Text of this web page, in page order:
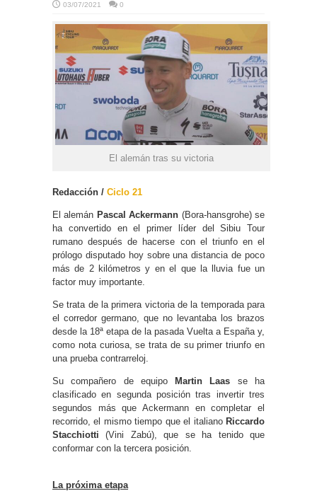
03/07/2021
0
El alemán tras su victoria
Redacción / Ciclo 21
El alemán Pascal Ackermann (Bora-hansgrohe) se
ha convertido en el primer líder del Sibiu Tour
rumano después de hacerse con el triunfo en el
prólogo disputado hoy sobre una distancia de poco
más de 2 kilómetros y en el que la lluvia fue un
factor muy importante.
Se trata de la primera victoria de la temporada para
el corredor germano, que no levantaba los brazos
desde la 18ª etapa de la pasada Vuelta a España y,
como nota curiosa, se trata de su primer triunfo en
una prueba contrarreloj.
Su compañero de equipo Martin Laas se ha
clasificado en segunda posición tras invertir tres
segundos más que Ackermann en completar el
recorrido, el mismo tiempo que el italiano Riccardo
Stacchiotti (Vini Zabú), que se ha tenido que
conformar con la tercera posición.
La próxima etapa